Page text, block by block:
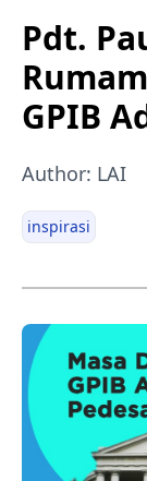
Pdt.
GPIB
Author: LAI
inspirasi